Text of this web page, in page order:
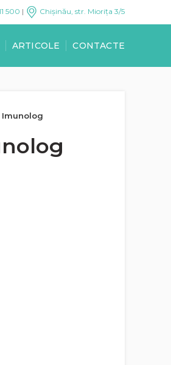
500 | Chișinău, str. Miorița 3/5
ARTICOLE CONTACTE
Imunolog